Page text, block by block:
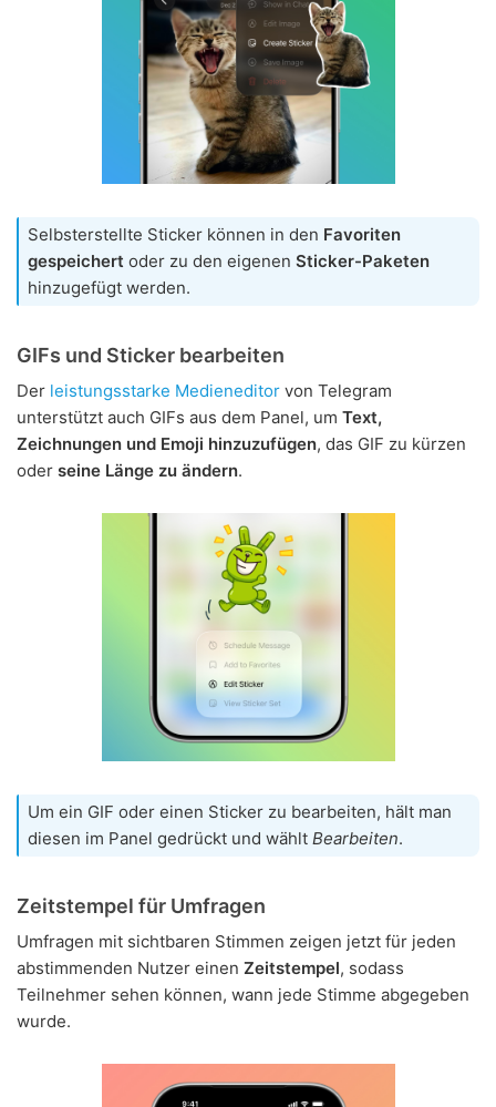
Selbsterstellte Sticker können in den Favoriten
gespeichert oder zu den eigenen Sticker-Paketen
hinzugefügt werden.
GIFs und Sticker bearbeiten
Der leistungsstarke Medieneditor von Telegram
unterstützt auch GIFs aus dem Panel, um Text,
Zeichnungen und Emoji hinzuzufügen, das GIF zu kürzen
oder seine Länge zu ändern.
Um ein GIF oder einen Sticker zu bearbeiten, hält man
diesen im Panel gedrückt und wählt Bearbeiten.
Zeitstempel für Umfragen
Umfragen mit sichtbaren Stimmen zeigen jetzt für jeden
abstimmenden Nutzer einen Zeitstempel, sodass
Teilnehmer sehen können, wann jede Stimme abgegeben
wurde.